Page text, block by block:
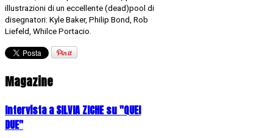
illustrazioni di un eccellente (dead)pool di
disegnatori: Kyle Baker, Philip Bond, Rob
Liefeld, Whilce Portacio.
Magazine
Intervista a SILVIA ZICHE su "QUEI
DUE"